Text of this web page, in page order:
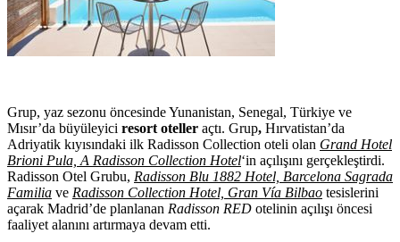
Grup, yaz sezonu öncesinde Yunanistan, Senegal, Türkiye ve
Mısır’da büyüleyici resort oteller açtı. Grup, Hırvatistan’da
Adriyatik kıyısındaki ilk Radisson Collection oteli olan Grand Hotel
Brioni Pula, A Radisson Collection Hotel‘in açılışını gerçekleştirdi.
Radisson Otel Grubu, Radisson Blu 1882 Hotel, Barcelona Sagrada
Familia ve Radisson Collection Hotel, Gran Vía Bilbao tesislerini
açarak Madrid’de planlanan Radisson RED otelinin açılışı öncesi
faaliyet alanını artırmaya devam etti.